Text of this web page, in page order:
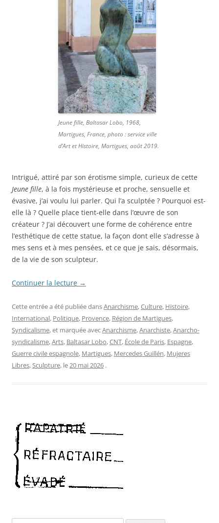
Jeune fille, Baltasar Lobo, 1968,
Martigues, France, photo : service ville
d’Art et Histoire, Martigues, août 2019.
Intrigué, attiré par son érotisme simple, curieux de cette
Jeune fille, à la fois mystérieuse et proche, sensuelle et
évasive, j’ai voulu lui parler. Qui l’a sculptée ? Pourquoi est-
elle là ? Quelle place tient-elle dans l’œuvre de son
créateur ? J’ai découvert une forme de cohérence entre
l’esthétique de cette statue, la façon dont elle s’adresse à
mes sens et à mes pensées, et ce que je sais, désormais,
de la vie de son sculpteur.
Continuer la lecture →
Cette entrée a été publiée dansAnarchisme,Culture, Histoire,
International, Politique, Provence, Région de Martigues,
Syndicalisme, et marquée avecAnarchisme,Anarchiste,Anarcho-
syndicalisme,Arts, Baltasar Lobo,CNT, École de Paris, Espagne,
Guerre civile espagnole, Martigues, Mercedes Guillén, Mujeres
Libres,Sculpture, le20 mai 2026 .